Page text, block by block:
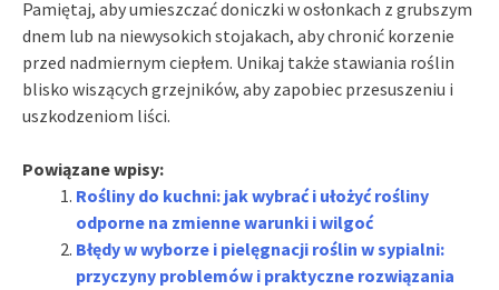
Pamiętaj, aby umieszczać doniczki w osłonkach z grubszym
dnem lub na niewysokich stojakach, aby chronić korzenie
przed nadmiernym ciepłem. Unikaj także stawiania roślin
blisko wiszących grzejników, aby zapobiec przesuszeniu i
uszkodzeniom liści.
Powiązane wpisy:
Rośliny do kuchni: jak wybrać i ułożyć rośliny
odporne na zmienne warunki i wilgoć
Błędy w wyborze i pielęgnacji roślin w sypialni:
przyczyny problemów i praktyczne rozwiązania